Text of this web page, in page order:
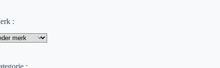
:
: